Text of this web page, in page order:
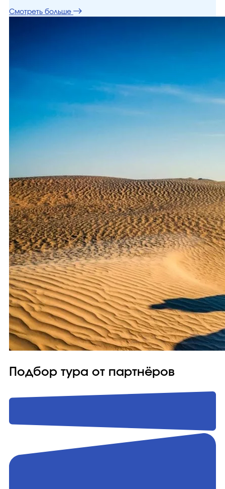
Смотреть больше
Подбор тура от партнёров